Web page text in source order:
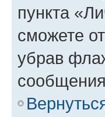
пункта
сможете
убрав